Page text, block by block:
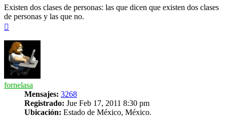
Existen dos clases de personas: las que dicen que existen dos clases
de personas y las que no.
fornelasa
Mensajes: 3268
Registrado: Jue Feb 17, 2011 8:30 pm
Ubicación: Estado de México, México.